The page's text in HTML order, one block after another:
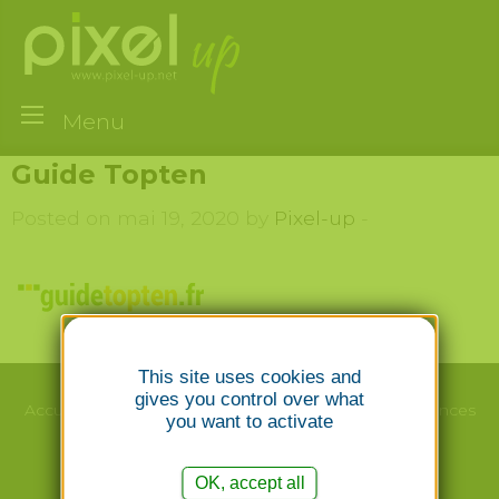
Menu
Guide Topten
Pixel-up
Le studio Webdesign/Print Nos Références
This site uses cookies and
gives you control over what
you want to activate
OK, accept all